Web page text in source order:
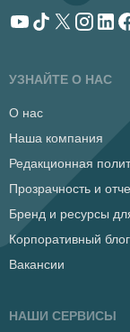
УЗНАЙТЕ О НАС
О нас
Наша компания
Редакционная
Прозрачность и
Бренд и ресурсы
Корпоративный блог
Вакансии
НАШИ СЕРВИСЫ